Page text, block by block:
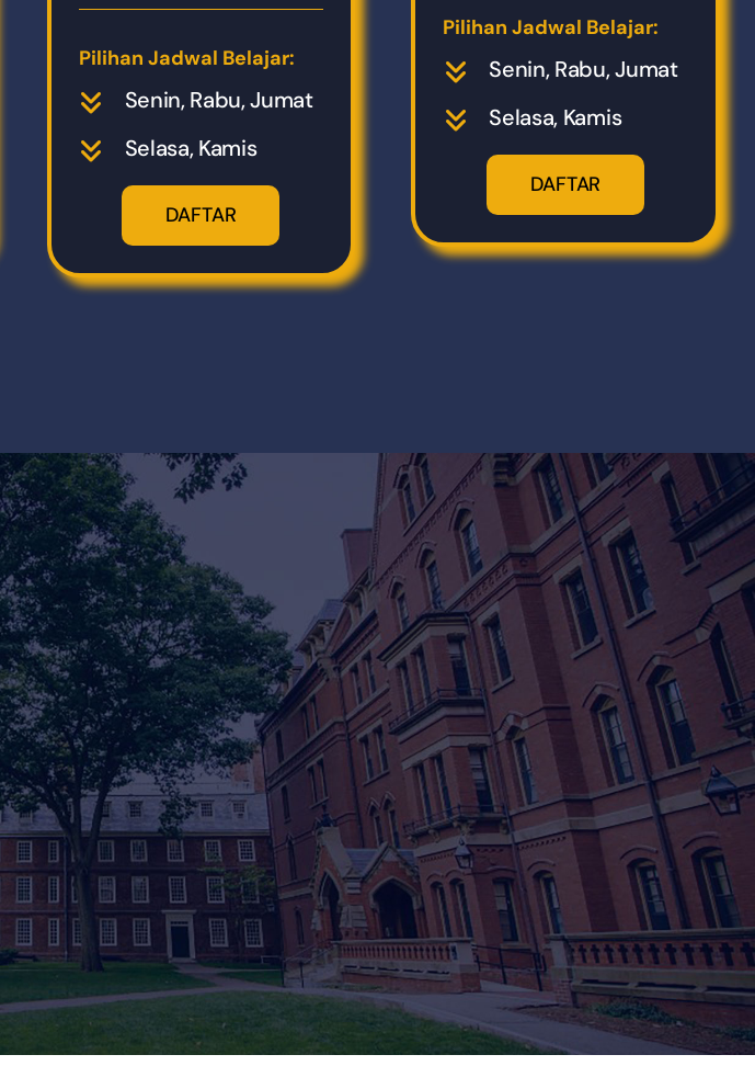
Pilihan Jadwal Belajar:
Senin, Rabu, Jumat
Selasa, Kamis
DAFTAR
Pilihan Jadwal Belajar:
Senin, Rabu, Jumat
Selasa, Kamis
DAFTAR